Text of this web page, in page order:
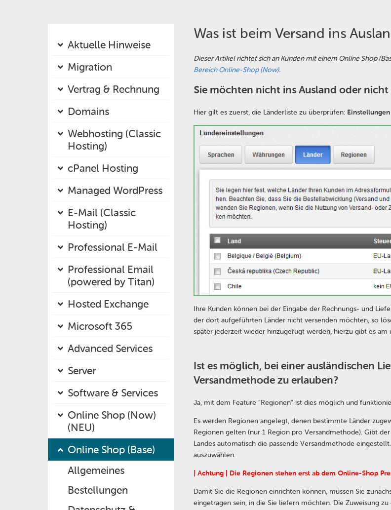
Aktuelle Hinweise
Migration
Vertrag & Rechnung
Domains
Webhosting (Classic
Hosting)
cPanel Hosting
Managed WordPress
E-Mail (Classic
Hosting)
Professional E-Mail
Professional Email
(powered by Titan)
Hosted Exchange
Microsoft 365
Advanced Services
Server
Software & Services
Online Shop (Now)
(NEU)
Online Shop (Base)
Allgemeines
Bestellungen
Was ist beim Versand ins
Dieser Artikel richtet sich an Kunden mit einem Online Shop
Bereich Online-Shop (Now).
Sie möchten nicht ins Ausland oder
Hier gilt es zuerst, die Länderliste zu überprüfen:
Ihre Kunden können bei der Eingabe der Rechnungs- und
der dort aufgeführten Länder nicht versenden möchten, so
später jederzeit wieder hinzugefügt werden, hierzu gibt es
Ist es möglich, bei einer ausländischen
Versandmethode zu erlauben?
Ja, mit dem Feature "Regionen" ist dies möglich und
Es werden Regionen angelegt, denen bestimmte Länder
Regionen gelten (nur 1 Region pro Versandmethode). Gibt
Landes automatisch die passende Versandmethode
auszuwählen.
| Achtung | Die Regionen stehen erst ab dem Online-Shop
Damit Sie die Regionen einrichten können, müssen Sie
eingetragen sein, in die Sie liefern möchten. Die Zuweisung